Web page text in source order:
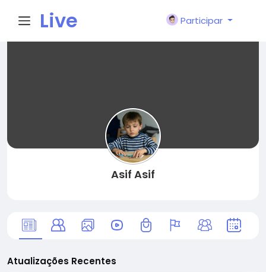
Live
Participar
Asif Asif
Atualizações Recentes